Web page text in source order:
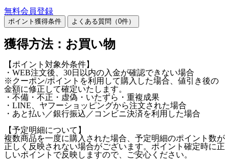
無料会員登録
ポイント獲得条件 よくある質問（0件）
獲得方法：お買い物
【ポイント対象外条件】
・WEB注文後、30日以内の入金が確認できない場合
※クーポン/ポイントを利用して購入した場合、値引き後の
金額に修正して確定いたします。
・不備・不正・虚偽・いたずら・重複成果
・LINE、ヤフーショッピングから注文された場合
・あと払い／銀行振込／コンビニ決済を利用した場合
【予定明細について】
複数商品を一度に購入された場合、予定明細のポイント数が
正しく反映されない場合がございます。ポイント確定時に正
しいポイントで反映しますので、ご安心ください。